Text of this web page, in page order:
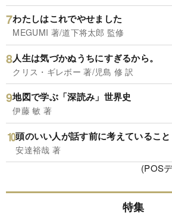
わたしはこれでやせました
MEGUMI 著/道下将太郎 監修
人生は気づかぬうちにすぎるから。
クリス・ギレボー 著/児島 修 訳
地図で学ぶ「深読み」世界史
伊藤 敏 著
頭のいい人が話す前に考えていること
安達裕哉 著
(POS
特集